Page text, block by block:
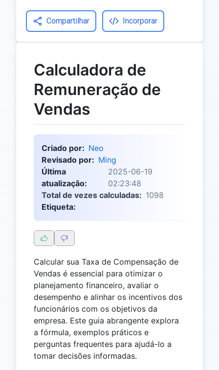
Compartilhar Incorporar
Calculadora de
Remuneração de
Vendas
Criado por: Neo
Revisado por: Ming
Última
atualização:
2025-06-19
02:23:48
Total de vezes calculadas: 1098
Etiqueta:
Calcular sua Taxa de Compensação de
Vendas é essencial para otimizar o
planejamento financeiro, avaliar o
desempenho e alinhar os incentivos dos
funcionários com os objetivos da
empresa. Este guia abrangente explora
a fórmula, exemplos práticos e
perguntas frequentes para ajudá-lo a
tomar decisões informadas.